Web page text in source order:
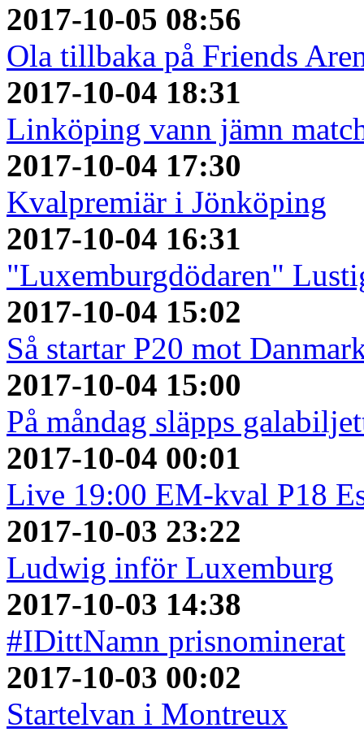
2017-10-05 08:56
Ola tillbaka på Friends
2017-10-04 18:31
Linköping vann jämn
2017-10-04 17:30
Kvalpremiär i Jönköping
2017-10-04 16:31
"Luxemburgdödaren"
2017-10-04 15:02
Så startar P20 mot
2017-10-04 15:00
På måndag släpps
2017-10-04 00:01
Live 19:00 EM-kval P18
2017-10-03 23:22
Ludwig inför Luxemburg
2017-10-03 14:38
#IDittNamn prisnominerat
2017-10-03 00:02
Startelvan i Montreux